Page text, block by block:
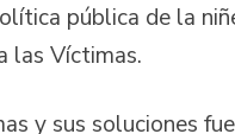
pública de la
las Víctimas.
y sus soluciones